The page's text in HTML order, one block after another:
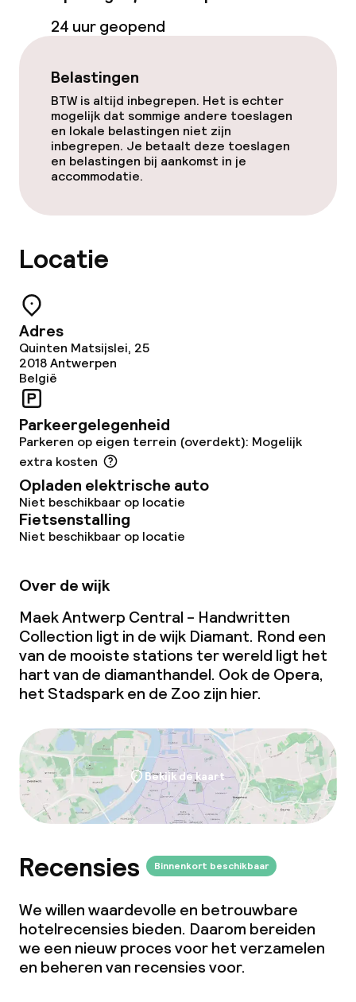
Bar
Eet- en drinkdiensten
Ontbijtbuffet
Lunch à la carte
Diner à la carte
Roomservice
Dieetopties
Schoonmaakvoorzieningen
Zakelijke faciliteiten
Conferentieruimte
Vergaderruimte
Beleid
Overal rookvrij
Kleine huisdieren toegestaan (minder
dan de 5 kg)
24 uur geopend
Belastingen
BTW is altijd inbegrepen. Het is echter
mogelijk dat sommige andere toeslagen
en lokale belastingen niet zijn
inbegrepen. Je betaalt deze toeslagen
en belastingen bij aankomst in je
accommodatie.
Locatie
Adres
Quinten Matsijslei, 25
2018Antwerpen
België
Parkeergelegenheid
Parkeren op eigen terrein (overdekt): Mogelijk
extra kosten
Opladen elektrische auto
Niet beschikbaar op locatie
Fietsenstalling
Niet beschikbaar op locatie
Over de wijk
Maek Antwerp Central - Handwritten
Collection ligt in de wijk Diamant. Rond een
van de mooiste stations ter wereld ligt het
hart van de diamanthandel. Ook de Opera,
het Stadspark en de Zoo zijn hier.
Bekijk de kaart
Recensies Binnenkort beschikbaar
We willen waardevolle en betrouwbare
hotelrecensies bieden. Daarom bereiden
we een nieuw proces voor het verzamelen
en beheren van recensies voor.